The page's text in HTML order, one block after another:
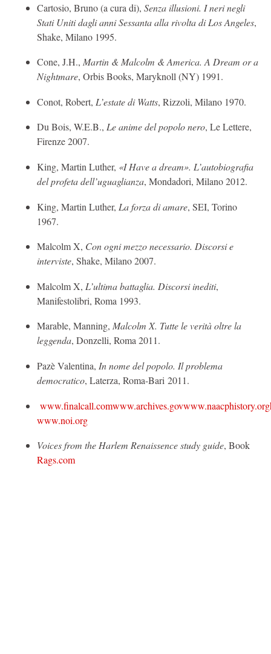
Cartosio, Bruno (a cura di), Senza illusioni. I neri negli
Stati Uniti dagli anni Sessanta alla rivolta di Los Angeles,
Shake, Milano 1995.
Cone, J.H., Martin & Malcolm & America. A Dream or a
Nightmare, Orbis Books, Maryknoll (NY) 1991.
Conot, Robert, L’estate di Watts, Rizzoli, Milano 1970.
Du Bois, W.E.B., Le anime del popolo nero, Le Lettere,
Firenze 2007.
King, Martin Luther, «I Have a dream». L’autobiografia
del profeta dell’uguaglianza, Mondadori, Milano 2012.
King, Martin Luther, La forza di amare, SEI, Torino
1967.
Malcolm X, Con ogni mezzo necessario. Discorsi e
interviste, Shake, Milano 2007.
Malcolm X, L’ultima battaglia. Discorsi inediti,
Manifestolibri, Roma 1993.
Marable, Manning, Malcolm X. Tutte le verità oltre la
leggenda, Donzelli, Roma 2011.
Pazè Valentina, In nome del popolo. Il problema
democratico, Laterza, Roma-Bari 2011.
www.finalcall.comwww.archives.govwww.naacphistory.org
www.noi.org
Voices from the Harlem Renaissence study guide, Book
Rags.com